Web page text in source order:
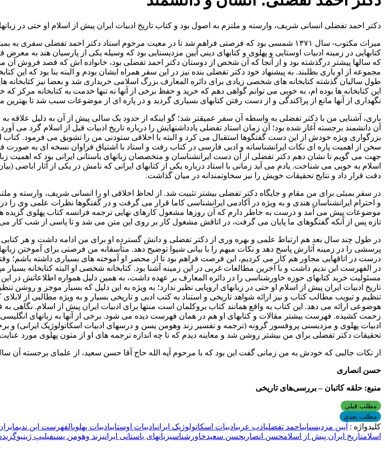
دکتر احمد تفضلی انسانی شریف، وارسته و ملتزم به اصول بود و کتاب تاریخ ادبیات ایران پیش از اسلام او حتی در
میراث مکتوب- سال ۱۳۷۱ شمسی بود که فرصتی فراهم شد تا در معیت مرحوم استاد دکتر احمد تفضلی
کتابهایی در زمینه ادبیات اوستایی و پهلوی و کتابهای دینی آیین مزدیسنایی بود که وسیله یکی از پارسیان هند به
که سالها پیشتر درگذشته بود و از آنجا که آن شخص از دوستان دکتر احمد تفضلی بود، خانواده اش که قصد فروش آن
مجموعه از او یاری بطلبند. به پیشنهاد خود دکتر تفضلی بنده نیز در این سفر همراه ایشان بودم و البته بنا بود که این
طول سالیان گذشته کتابخانه های شخصی زیادی برای دائره المعارف بزرگ اسلامی خریداری شد و بعضا نیز کتابخانه
این کتابخانه ها بوده ام، به خوبی می توانم گواهی دهم که خرید و حفظ برخی از آنها نه تنها خدمت به کتابخانه مرکز
نگهداری از آنها مانع از پراکندگی و از دست رفتن کتابهای بسیاری گردید و در پاره ای از موضوعات سبب شد تا
باری، آشنایی من با دکتر تفضلی به واسطه آن سفر عمیقتر شد؛ گو اینکه از حدود یک سالی پیش از آن به دلیل علاقه
آن دانشمند برجسته آغاز شده بود؛ آن زمان استاد تفضلی یادداشتهایش را درباره تاریخ ادبیات قبل از اسلام گرد می
بزرگواری ویژه خودش از این دست گفتگوها استقبال می کرد و البته با اخلاقی ستودنی من را تشویق می فرمود.
سخن از اهمیت پاره ای نکات ایرانشناسانه و ادبی فارسی در کتاب رفت و استاد با اشتیاق فراوان نسخه ای به صورت
جهت می گویم تا نشان دهم دکتر تفضلی از آن دست ایرانشناسان و متخصصان زبانهای باستانی ایرانی بود که اهمیت
اسلام به خوبی می شناخت. یادم می آید زمانی با استاد درباره یکی از کتابهای ایرانی که نامش در یکی از آثار
دقت قرار داد و نتایج تحقیقات خویش را نیز سخاوتمندانه در میان گذاشت.
در سفر بمبئی برای من مقام و جایگاه دکتر تفضلی بیشتر تثبیت شد. از لحاظ اخلاقی او را انسانی شریف، وارسته و
و احترام ایرانشناسان هندی و به ویژه در آکادمی ایرانشناسی کاما قرار می گرفت و در گفتگوها نظرات علمی وی را
موضوعات پیش می آمد و درست به خاطر دارم که آن روزها مشغول کارهای نهایی ترجمه فرانسه کتاب پهلوی گزیده
تازه پس از آنکه گفتگوهای ما پایان می گرفت، در اتاقش مشغول کار بر روی این متن می شد و تا پاسی از شب کار
در طول چند سال بعد هم ارتباط علمی و بهره وری از دکتر تفضلی و دانش گسترده او برای من ادامه داشت و هر
پرسشی را در زمینه آثارش پاسخ دهد و نکات مبهم را با بیانی شیوا توضیح دهد. متأسفانه من فرصتی برای آموختن
درست در اتاقهایی مجاور هم کار می کردیم، این فرصت فراهم بود تا از محضر او آموخته های بسیاری داشته باشم؛
در الفهرست ابن ندیم داشت و با آخرین مطالعات غربی در این زمینه آشنا بود. کتابخانه شخصی او البته کتابخانه بسیار
مسئولیت خرید کتابهای حوزه خاورشناسی را در دائره المعارف بر عهده داشت، به همین دلیل همواره اطلاعاتش در
تاریخ ادبیات ایران پیش از اسلام او حتی در زبانهای اروپایی نظیر ندارد؛ به ویژه به این دلیل که بسیار موجز و
تنظیم و تبویب مطالب کتاب و نیز ارائه شواهد تاریخی و استناد به کتب ادبی و تاریخی بسیار و به ویژه مطالبی از
هوضوعی ارائه می دهد. این کتاب به واقع همانند کتاب بروکلمان است منتها برای ادبیات ایران پیش از اسلام. نگاهی
زحمت کشیده. فهرست بیشتر مقالات و کتابهای او هم در همان فهرست دیده می شود. برخی از آنها به زبانهای
ادبیات پهلوی و مزدیسنی پروفسور گرونه (ترجمه و تفسیر زند وهومن یسن و درسهای ادبیات اسکاتولوژیک ایرانی) و
تحقیقات دکتر تفضلی برای من بیشتر روشن شد و معاینه دیدم که تا چه اندازه ترجمه های او از متون پهلوی مورد
از نکات جالبی که خودش به من زمانی گفت این بود که با مرحوم آیه الله حاج آقا حسن سعید، از علمای برجسته آن
حسن انصاری
منبع: حلقه کاتبان – بررسی‌های تاریخی
مطلب قبلی
مطلب بعدی
کلیدواژه : آیین مزدیسناییاحمد تفضلیادب عربیادبیات اسکاتولوژیک ایرانیادبیات اوستاییادبیات پهلویالفهرست ابن ندیم
اسلامتاریخ ایران پیش از اسلامحسن انصاریحسن سعیدخاورشناسیزبانهای باستانی ایرانیزند وهومن یسنفیلیپ ژینیو